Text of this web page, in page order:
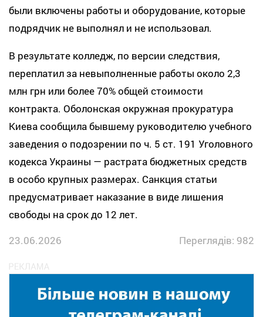
были включены работы и оборудование, которые
подрядчик не выполнял и не использовал.
В результате колледж, по версии следствия,
переплатил за невыполненные работы около 2,3
млн грн или более 70% общей стоимости
контракта. Оболонская окружная прокуратура
Киева сообщила бывшему руководителю учебного
заведения о подозрении по ч. 5 ст. 191 Уголовного
кодекса Украины — растрата бюджетных средств
в особо крупных размерах. Санкция статьи
предусматривает наказание в виде лишения
свободы на срок до 12 лет.
23.06.2026
Переглядів: 982